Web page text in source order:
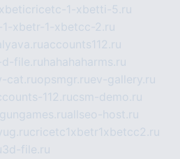
1-xbetti-5.ru
xbetr-1-xbetcc-2.ru
accounts112.ru
file.ru hahahaharms.ru
cat.ruopsmgr.ruev-gallery.ru
112.rucsm-demo.ru
allseo-host.ru
cricetc1xbetr1xbetcc2.ru
3d-file.ru